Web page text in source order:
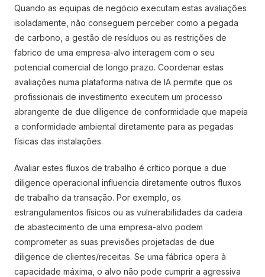
Quando as equipas de negócio executam estas avaliações
isoladamente, não conseguem perceber como a pegada
de carbono, a gestão de resíduos ou as restrições de
fabrico de uma empresa-alvo interagem com o seu
potencial comercial de longo prazo. Coordenar estas
avaliações numa plataforma nativa de IA permite que os
profissionais de investimento executem um processo
abrangente de due diligence de conformidade que mapeia
a conformidade ambiental diretamente para as pegadas
físicas das instalações.
Avaliar estes fluxos de trabalho é crítico porque a due
diligence operacional influencia diretamente outros fluxos
de trabalho da transação. Por exemplo, os
estrangulamentos físicos ou as vulnerabilidades da cadeia
de abastecimento de uma empresa-alvo podem
comprometer as suas previsões projetadas de due
diligence de clientes/receitas. Se uma fábrica opera à
capacidade máxima, o alvo não pode cumprir a agressiva